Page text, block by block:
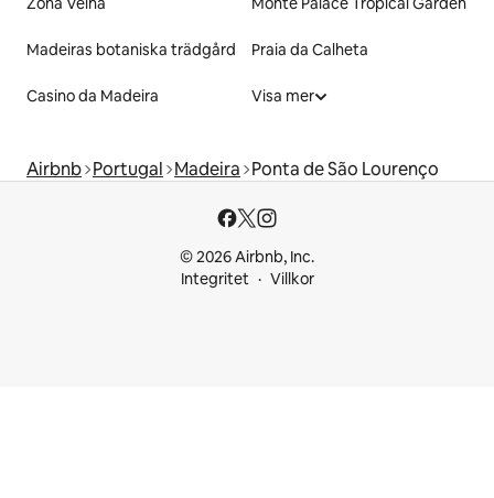
Madeiras botaniska trädgård Praia da Calheta
Casino da Madeira Visa mer
Airbnb Portugal Madeira Ponta de São Lourenço
© 2026 Airbnb, Inc.
Integritet
Villkor